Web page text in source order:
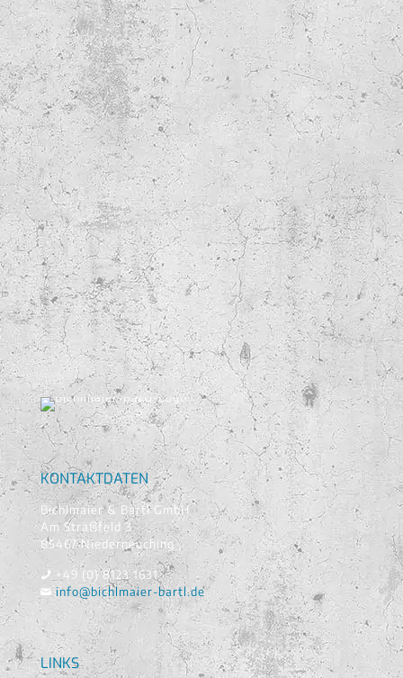
KONTAKTDATEN
Bichlmaier & Bartl GmbH
Am Straßfeld 3
85467 Niederneuching
+49 (0) 8123 1631
info@bichlmaier-bartl.de
LINKS